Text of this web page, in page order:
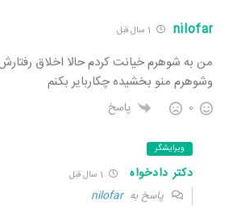
nilofar
من به شوهرم خیانت کردم حالا اخلاق
وشوهرم منو بخشیده چکاربایر بکنم
0 پاسخ
ویرایشگر
دکتر دادخواه
پاسخ بهnilofar